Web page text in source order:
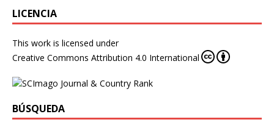
LICENCIA
This work is licensed under
Creative Commons Attribution 4.0 International
BÚSQUEDA